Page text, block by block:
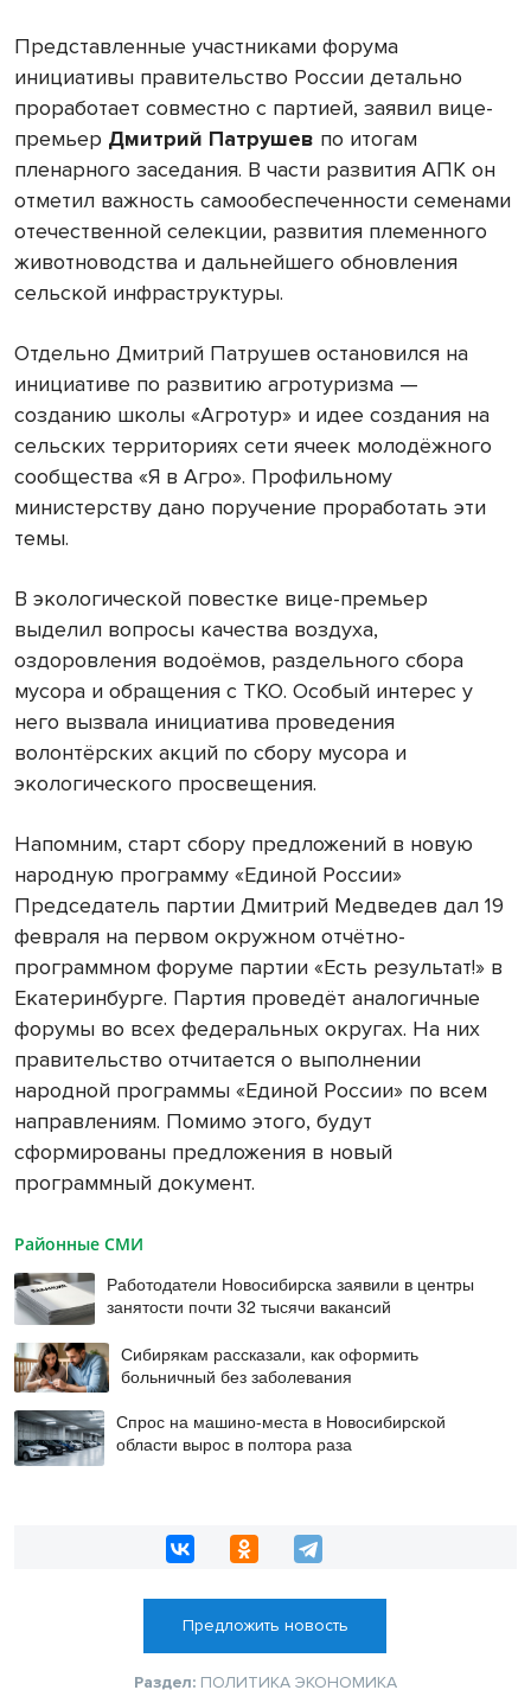
Представленные участниками форума
инициативы правительство России детально
проработает совместно с партией, заявил вице-
премьер Дмитрий Патрушев по итогам
пленарного заседания. В части развития АПК он
отметил важность самообеспеченности семенами
отечественной селекции, развития племенного
животноводства и дальнейшего обновления
сельской инфраструктуры.
Отдельно Дмитрий Патрушев остановился на
инициативе по развитию агротуризма —
созданию школы «Агротур» и идее создания на
сельских территориях сети ячеек молодёжного
сообщества «Я в Агро». Профильному
министерству дано поручение проработать эти
темы.
В экологической повестке вице-премьер
выделил вопросы качества воздуха,
оздоровления водоёмов, раздельного сбора
мусора и обращения с ТКО. Особый интерес у
него вызвала инициатива проведения
волонтёрских акций по сбору мусора и
экологического просвещения.
Напомним, старт сбору предложений в новую
народную программу «Единой России»
Председатель партии Дмитрий Медведев дал 19
февраля на первом окружном отчётно-
программном форуме партии «Есть результат!» в
Екатеринбурге. Партия проведёт аналогичные
форумы во всех федеральных округах. На них
правительство отчитается о выполнении
народной программы «Единой России» по всем
направлениям. Помимо этого, будут
сформированы предложения в новый
программный документ.
Районные СМИ
Работодатели Новосибирска заявили в центры
занятости почти 32 тысячи вакансий
Сибирякам рассказали, как оформить
больничный без заболевания
Спрос на машино-места в Новосибирской
области вырос в полтора раза
Предложить новость
Раздел: ПОЛИТИКА ЭКОНОМИКА